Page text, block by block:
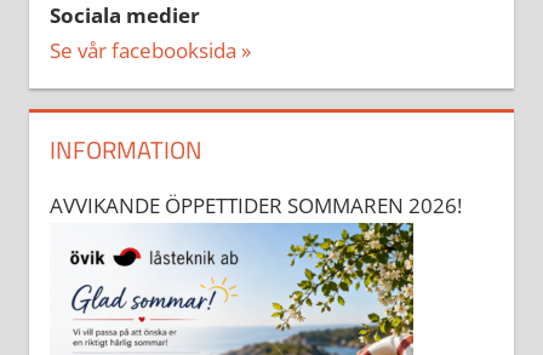
Sociala medier
Se vår facebooksida »
INFORMATION
AVVIKANDE ÖPPETTIDER SOMMAREN 2026!